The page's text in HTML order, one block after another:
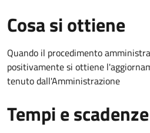
Cosa si ottiene
Quando il procedimento
positivamente si ottiene
tenuto dall'Amministrazione
Tempi e scadenze